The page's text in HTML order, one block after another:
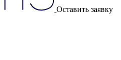
Оставить заявку